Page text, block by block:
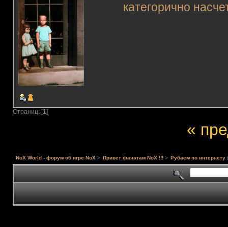
категорично
Страниц: [1]
«
NoX World - форум об игре NoX > Привет фанатам NoX !!! > Рубаем по интернету